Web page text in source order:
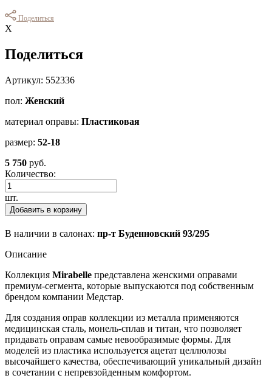
Поделиться
Х
Поделиться
Артикул: 552336
пол: Женский
материал оправы: Пластиковая
размер: 52-18
5 750 руб.
Количество:
шт.
Добавить в корзину
В наличии в салонах: пр-т Буденновский 93/295
Описание
Коллекция Mirabelle представлена женскими оправами
премиум-сегмента, которые выпускаются под собственным
брендом компании Медстар.
Для создания оправ коллекции из металла применяются
медицинская сталь, монель-сплав и титан, что позволяет
придавать оправам самые невообразимые формы. Для
моделей из пластика используется ацетат целлюлозы
высочайшего качества, обеспечивающий уникальный дизайн
в сочетании с непревзойденным комфортом.